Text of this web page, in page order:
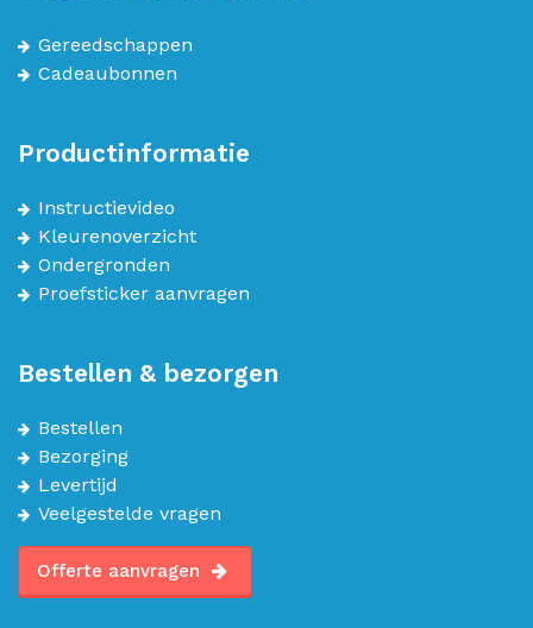
Gereedschappen
Cadeaubonnen
Productinformatie
Instructievideo
Kleurenoverzicht
Ondergronden
Proefsticker aanvragen
Bestellen & bezorgen
Bestellen
Bezorging
Levertijd
Veelgestelde vragen
Offerte aanvragen